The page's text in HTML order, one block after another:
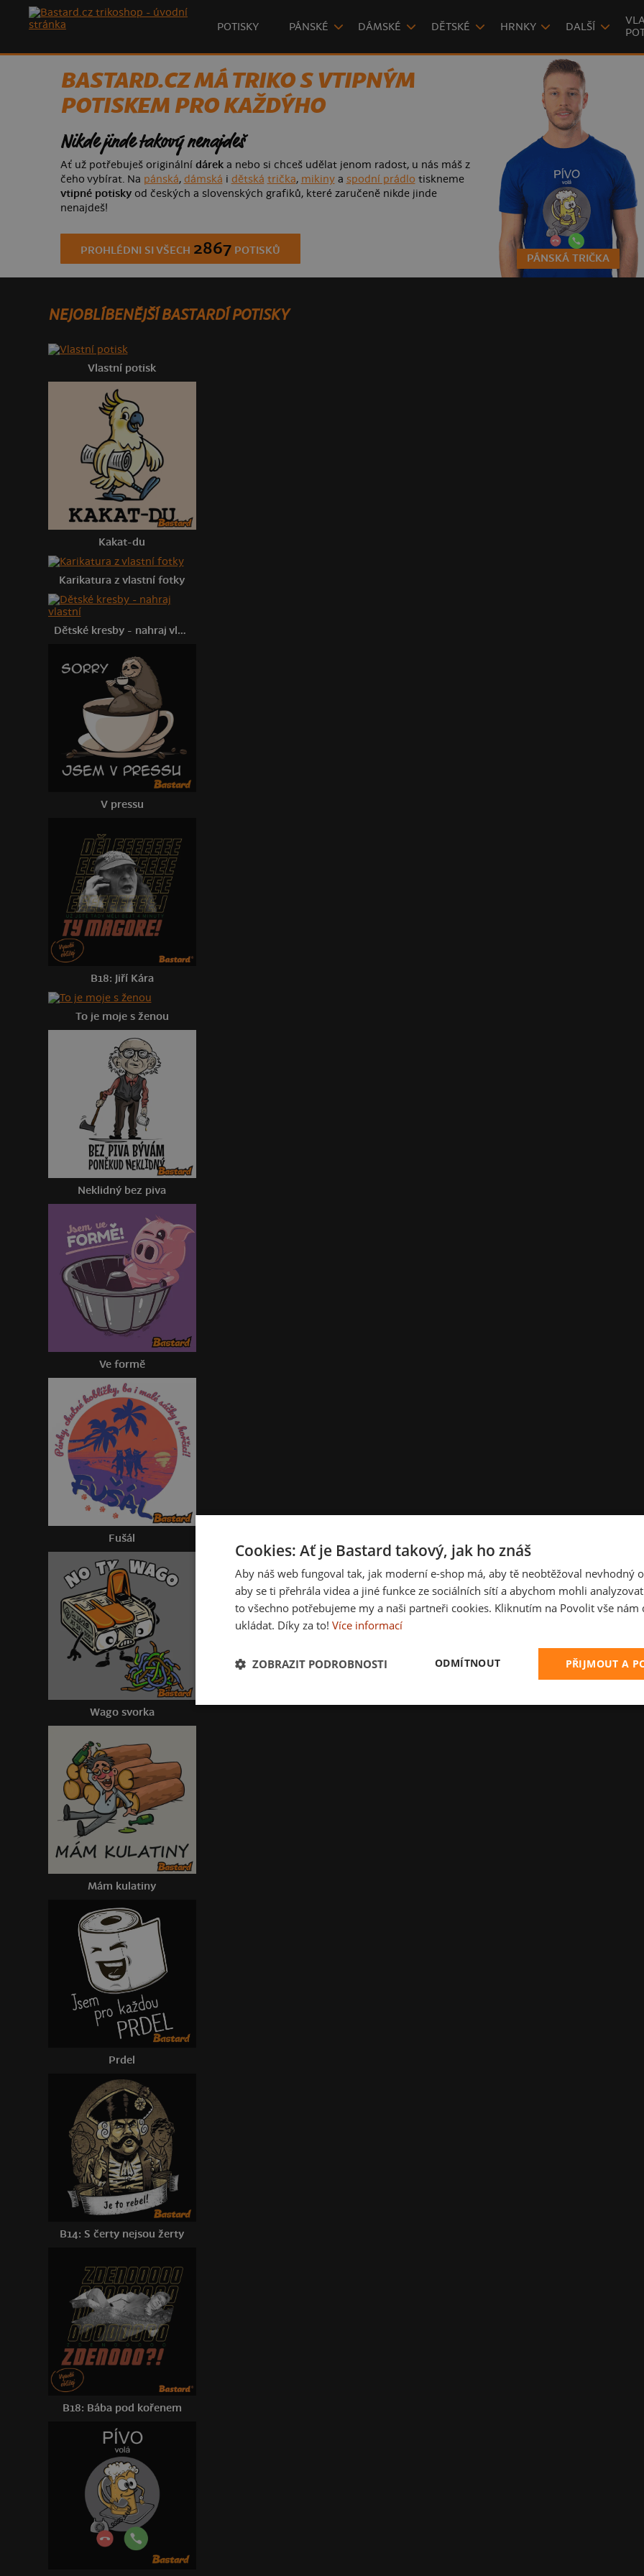
POTISKY PÁNSKÉ DÁMSKÉ DĚTSKÉ HRNKY DALŠÍ
BASTARD.CZ MÁ TRIKO S VTIPNÝM
POTISKEM PRO KAŽDÝHO
Nikde jinde takový nenajdeš
Ať už potřebuješ originální dáreka nebo si chceš udělat jenom radost, u nás máš z
čeho vybírat. Na pánská, dámská i dětská trička, mikinya spodní prádlo tiskneme
vtipné potiskyod českých a slovenských grafiků, které zaručeně nikde jinde
nenajdeš!
PROHLÉDNI SI VŠECH 2867POTISKŮ
PÁNSKÁ TRIČKA
NEJOBLÍBENĚJŠÍ BASTARDÍ POTISKY
Vlastní potisk
Kakat-du
Karikatura z vlastní fotky
Dětské kresby - nahraj vlastní
V pressu
B18: Jiří Kára
To je moje s ženou
Neklidný bez piva
Ve formě
Fušál
Wago svorka
Mám kulatiny
Prdel
B14: S čerty nejsou žerty
B18: Bába pod kořenem
Cookies: Ať je Bastard takový, jak ho znáš
Aby náš web fungoval tak, jak moderní e-shop má, aby tě neobtěžoval nevhodný
aby se ti přehrála videa a jiné funkce ze sociálních sítí a abychom mohli
to všechno potřebujeme my a naši partneři cookies. Kliknutím na Povolit vše nám
ukládat. Díky za to! Více informací
PŘIJMOUT A
ODMÍTNOUT
ZOBRAZIT PODROBNOSTI